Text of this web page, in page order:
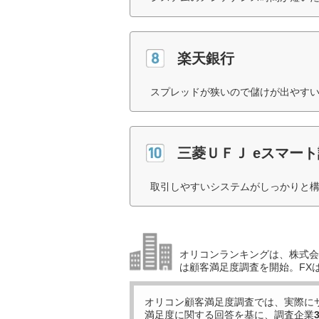
楽天銀行
スプレッドが狭いので儲けが出やす
三菱ＵＦＪ eスマー
取引しやすいシステムがしっかりと
オリコンランキングは、株式
は顧客満足度調査を開始。FX
オリコン顧客満足度調査では、実際に
満足度に関する回答を基に、調査企業